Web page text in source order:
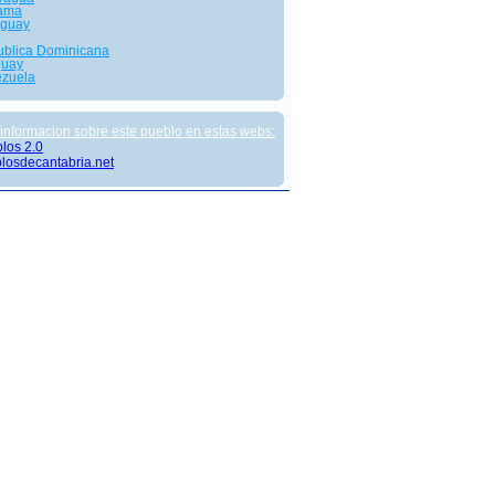
Dominicana
sobre este pueblo en estas webs:
2.0